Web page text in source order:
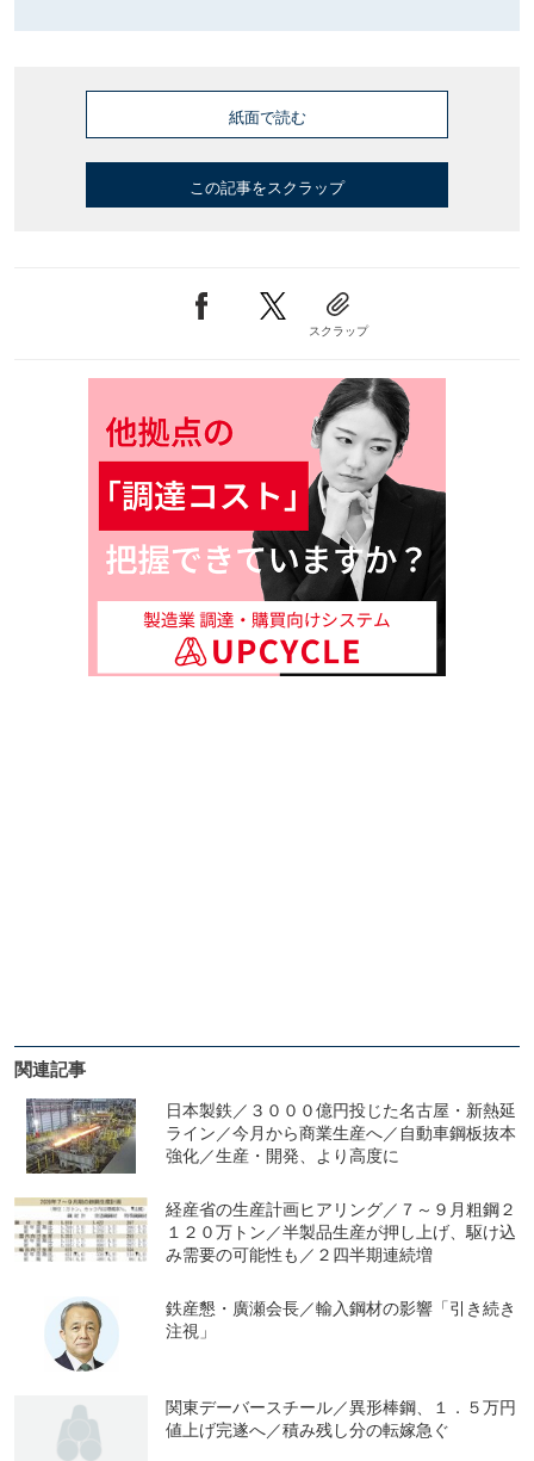
紙面で読む
この記事をスクラップ
スクラップ
関連記事
日本製鉄／３０００億円投じた名古屋・新熱延
ライン／今月から商業生産へ／自動車鋼板抜本
強化／生産・開発、より高度に
経産省の生産計画ヒアリング／７～９月粗鋼２
１２０万トン／半製品生産が押し上げ、駆け込
み需要の可能性も／２四半期連続増
鉄産懇・廣瀬会長／輸入鋼材の影響「引き続き
注視」
関東デーバースチール／異形棒鋼、１．５万円
値上げ完遂へ／積み残し分の転嫁急ぐ